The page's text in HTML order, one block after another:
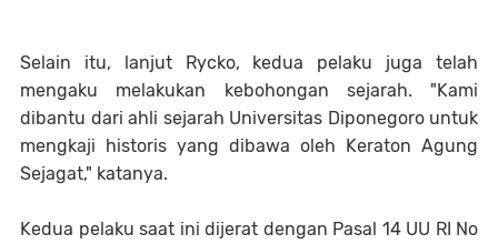
Selain itu, lanjut Rycko, kedua pelaku juga telah
mengaku melakukan kebohongan sejarah. "Kami
dibantu dari ahli sejarah Universitas Diponegoro untuk
mengkaji historis yang dibawa oleh Keraton Agung
Sejagat," katanya.
Kedua pelaku saat ini dijerat dengan Pasal 14 UU RI No